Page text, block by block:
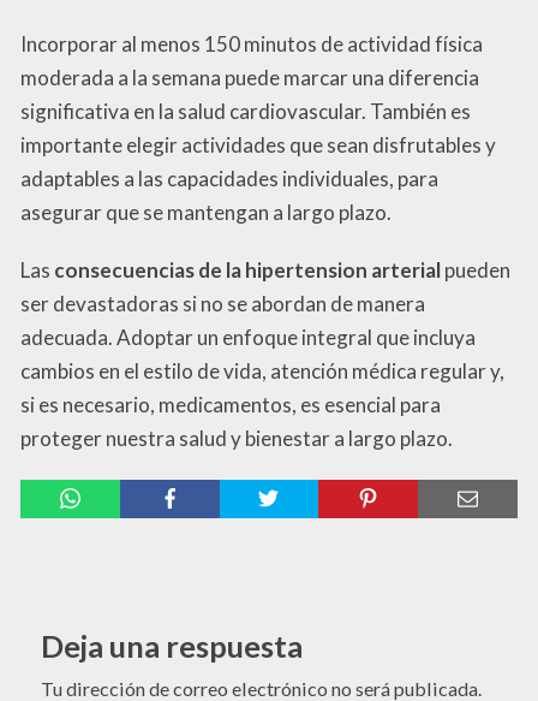
Incorporar al menos 150 minutos de actividad física
moderada a la semana puede marcar una diferencia
significativa en la salud cardiovascular. También es
importante elegir actividades que sean disfrutables y
adaptables a las capacidades individuales, para
asegurar que se mantengan a largo plazo.
Las consecuencias de la hipertension arterialpueden
ser devastadoras si no se abordan de manera
adecuada. Adoptar un enfoque integral que incluya
cambios en el estilo de vida, atención médica regular y,
si es necesario, medicamentos, es esencial para
proteger nuestra salud y bienestar a largo plazo.
Deja una respuesta
Tu dirección de correo electrónico no será publicada.